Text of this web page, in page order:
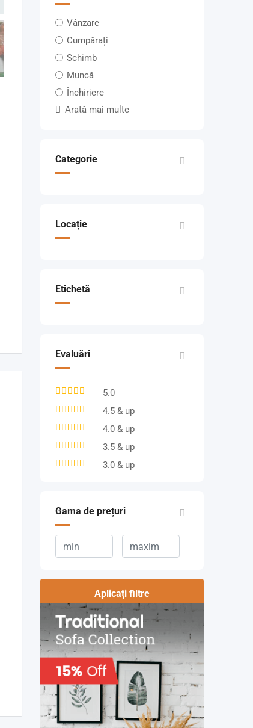
Vânzare
Cumpărați
Schimb
Muncă
Închiriere
Arată mai multe
Categorie
Locație
Etichetă
Evaluări
5.0
4.5 & up
4.0 & up
3.5 & up
3.0 & up
Gama de prețuri
Aplicați filtre